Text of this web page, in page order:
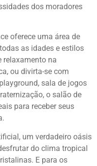
dos moradores
oferece uma área de
as idades e estilos
relaxamento na
ou divirta-se com
sala de jogos
o salão de
para receber seus
um verdadeiro oásis
do clima tropical
E para os